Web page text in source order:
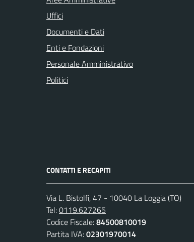
Uffici
Documenti e Dati
Enti e Fondazioni
Personale Amministrativo
Politici
CONTATTI E RECAPITI
Via L. Bistolfi, 47 - 10040 La Loggia (TO)
Tel:0119.627265
Codice Fiscale:84500810019
Partita IVA:02301970014